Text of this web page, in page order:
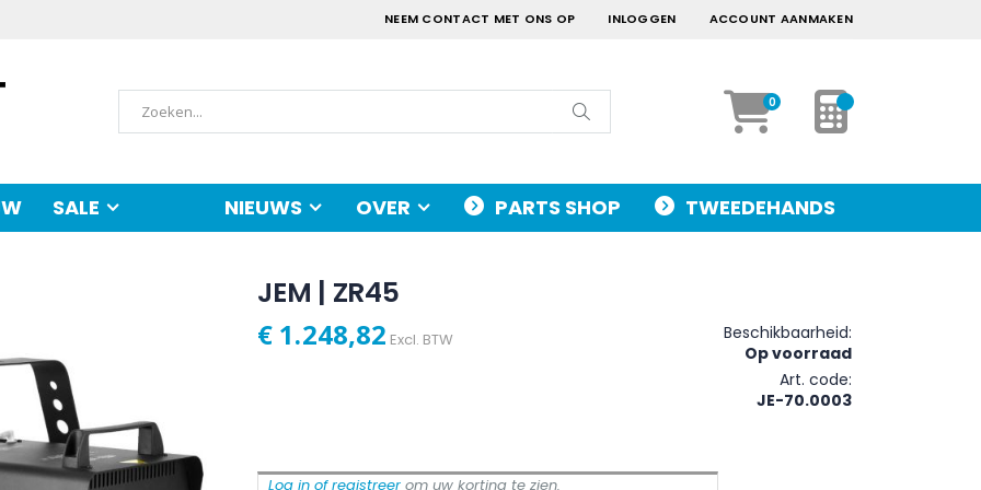
NEEM CONTACT MET ONS OP INLOGGEN ACCOUNT AANMAKEN
Cart
0artikelen Mijn Offerte
SALE NIEUWS OVER PARTS SHOP TWEEDEHANDS
JEM | ZR45
€ 1.248,82 Excl. BTW
Beschikbaarheid:
Op voorraad
Art. code
JE-70.0003
Log in of registreer om uw korting te zien.